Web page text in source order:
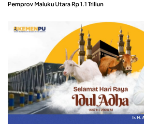
Pemprov Maluku Utara Rp 1.1 Triliun